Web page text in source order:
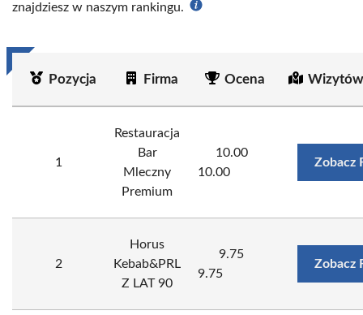
znajdziesz w naszym rankingu.
Pozycja Firma Ocena
1
Restauracja
Bar
Mleczny
Premium
10.00
10.00
Zobacz
2
Horus
Kebab&PRL
Z LAT 90
9.75
9.75
Zobacz